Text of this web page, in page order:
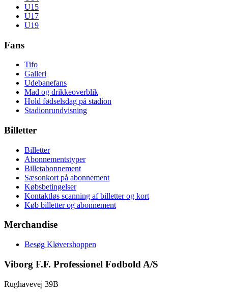
U15
U17
U19
Fans
Tifo
Galleri
Udebanefans
Mad og drikkeoverblik
Hold fødselsdag på stadion
Stadionrundvisning
Billetter
Billetter
Abonnementstyper
Billetabonnement
Sæsonkort på abonnement
Købsbetingelser
Kontaktløs scanning af billetter og kort
Køb billetter og abonnement
Merchandise
Besøg Kløvershoppen
Viborg F.F. Professionel Fodbold A/S
Rughavevej 39B